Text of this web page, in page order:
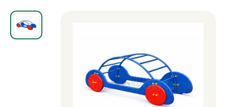
Портфолио
Готові рішення